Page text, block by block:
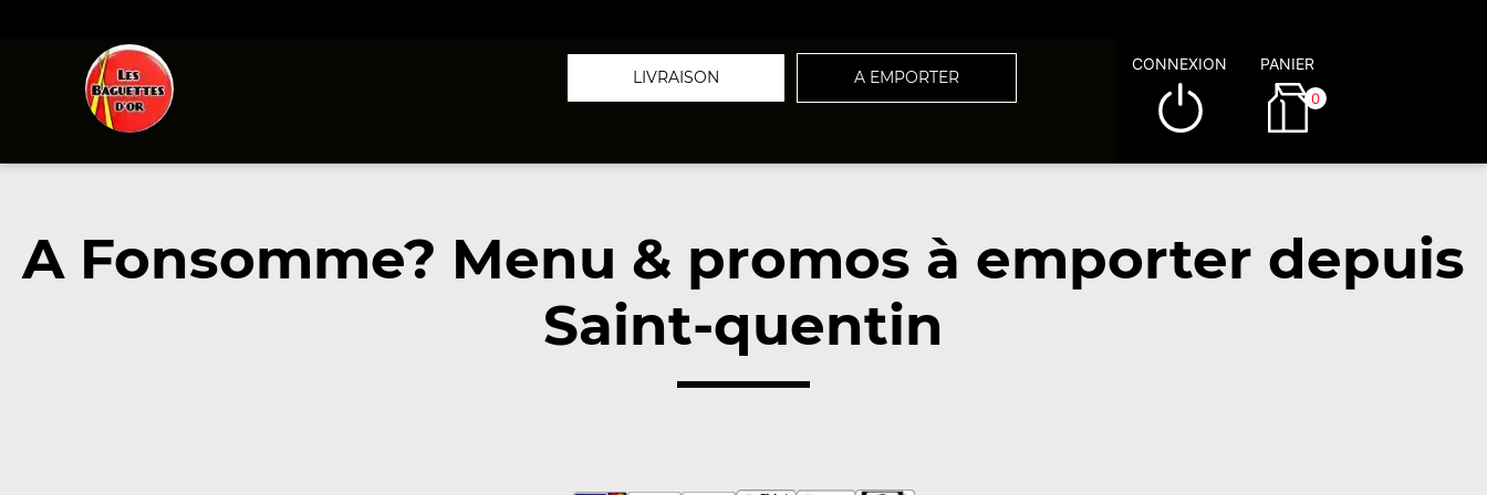
LIVRAISON A EMPORTER
CONNEXION PANIER
0
A Fonsomme? Menu & promos à emporter depuis
Saint-quentin